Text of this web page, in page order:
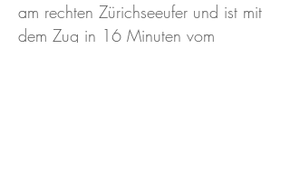
am rechten Zürichseeufer und ist mit
dem Zug in 16 Minuten vom